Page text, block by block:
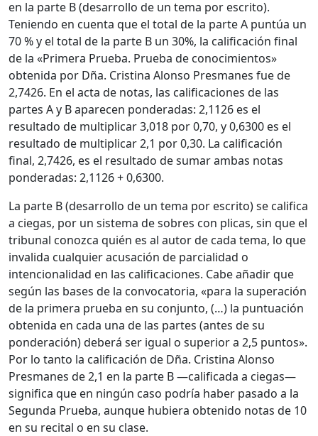
en la parte B (desarrollo de un tema por escrito).
Teniendo en cuenta que el total de la parte A puntúa un
70 % y el total de la parte B un 30%, la calificación final
de la «Primera Prueba. Prueba de conocimientos»
obtenida por Dña. Cristina Alonso Presmanes fue de
2,7426. En el acta de notas, las calificaciones de las
partes A y B aparecen ponderadas: 2,1126 es el
resultado de multiplicar 3,018 por 0,70, y 0,6300 es el
resultado de multiplicar 2,1 por 0,30. La calificación
final, 2,7426, es el resultado de sumar ambas notas
ponderadas: 2,1126 + 0,6300.
La parte B (desarrollo de un tema por escrito) se califica
a ciegas, por un sistema de sobres con plicas, sin que el
tribunal conozca quién es al autor de cada tema, lo que
invalida cualquier acusación de parcialidad o
intencionalidad en las calificaciones. Cabe añadir que
según las bases de la convocatoria, «para la superación
de la primera prueba en su conjunto, (…) la puntuación
obtenida en cada una de las partes (antes de su
ponderación) deberá ser igual o superior a 2,5 puntos».
Por lo tanto la calificación de Dña. Cristina Alonso
Presmanes de 2,1 en la parte B —calificada a ciegas—
significa que en ningún caso podría haber pasado a la
Segunda Prueba, aunque hubiera obtenido notas de 10
en su recital o en su clase.